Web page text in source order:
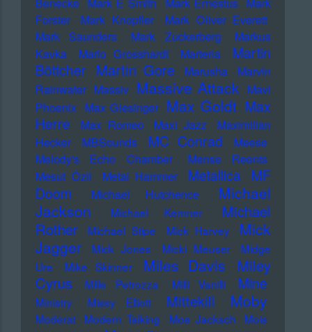
Forster
Mark Knopfler
Mark Oliver Everett
Mark Saunders
Mark Zuckerberg
Markus
Kavka
Marlo Grosshardt Marteria
Martin
Böttcher Martin Gore Marusha
Marvin
Rainwater Massiv Massive Attack Mavi
Phoenix Max Giesinger Max Goldt Max
Herre
Max Romeo Maxi Jazz
Maximilian
Hecker
MBSounds MC Conrad
Meese
Melody's Echo Chamber
Mense Reents
Mesut Özil
Metal Hammer Metallica MF
Doom
Michael Hutchence
Michael
Jackson
Michael Kemner
Michael
Rother
Michael Stipe Mick Harvey
Mick
Jagger
Mick Jones Micki Meuser
Midge
Ure
Mike Skinner Miles Davis
Miley
Cyrus
Mille Petrozza Milli Vanilli Mine
Ministry Missy Elliott Mittekill Moby
Moderat Modern Talking Moe Jacksch
Mois